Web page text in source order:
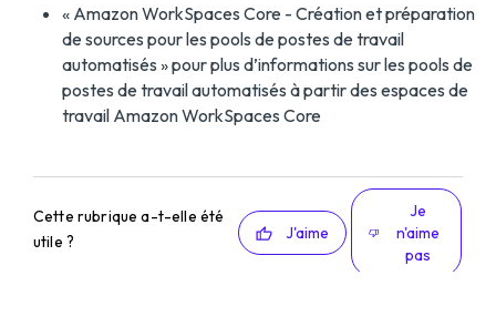
« Amazon WorkSpaces Core - Création et préparation
de sources pour les pools de postes de travail
automatisés » pour plus d’informations sur les pools de
postes de travail automatisés à partir des espaces de
travail Amazon WorkSpaces Core
Cette rubrique a-t-elle été
utile ?
J'aime
Je
n'aime
pas